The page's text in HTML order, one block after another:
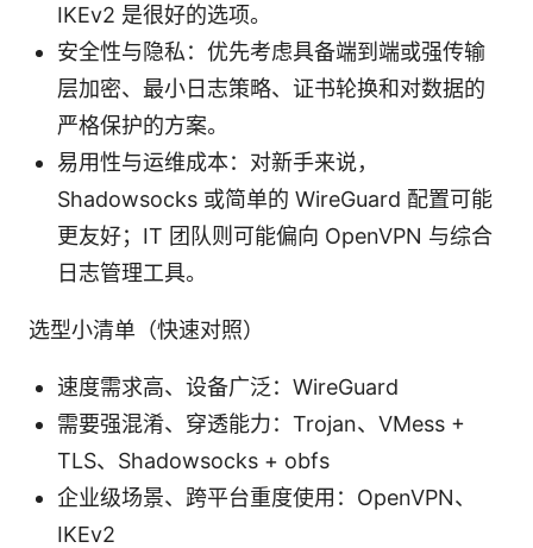
IKEv2 是很好的选项。
安全性与隐私：优先考虑具备端到端或强传输
层加密、最小日志策略、证书轮换和对数据的
严格保护的方案。
易用性与运维成本：对新手来说，
Shadowsocks 或简单的 WireGuard 配置可能
更友好；IT 团队则可能偏向 OpenVPN 与综合
日志管理工具。
选型小清单（快速对照）
速度需求高、设备广泛：WireGuard
需要强混淆、穿透能力：Trojan、VMess +
TLS、Shadowsocks + obfs
企业级场景、跨平台重度使用：OpenVPN、
IKEv2